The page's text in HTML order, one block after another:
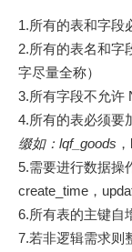
1.所有的表和字段
2.所有的表名和字
字尽量全称）
3.所有字段不允许
4.所有的表必须要
缀如：lqf_goods
5.需要进行数据操
create_time，
6.所有表的主键自
7.若非逻辑需求则